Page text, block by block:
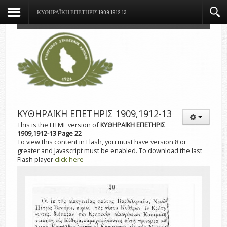
ΚΥΘΗΡΑΪΚΗ ΕΠΕΤΗΡΙΣ 1909,1912-13
ΚΥΘΗΡΑΪΚΗ ΕΠΕΤΗΡΙΣ 1909,1912-13
This is the HTML version ofΚΥΘΗΡΑΪΚΗ ΕΠΕΤΗΡΙΣ
1909,1912-13 Page 22
To view this content in Flash, you must have version 8 or
greater and Javascript must be enabled. To download the last
Flash player click here